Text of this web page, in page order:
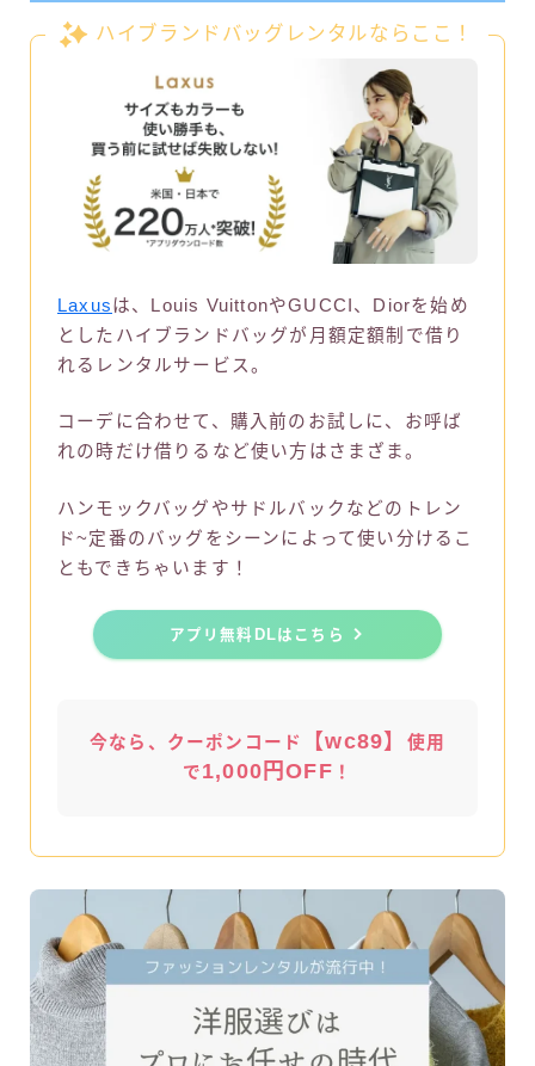
ハイブランドバッグレンタルならここ！
Laxusは、Louis VuittonやGUCCI、Diorを始め
としたハイブランドバッグが月額定額制で借り
れるレンタルサービス。
コーデに合わせて、購入前のお試しに、お呼ば
れの時だけ借りるなど使い方はさまざま。
ハンモックバッグやサドルバックなどのトレン
ド~定番のバッグをシーンによって使い分けるこ
ともできちゃいます！
アプリ無料DLはこちら
今なら、クーポンコード 【wc89】
使用
で1,000円OFF ！